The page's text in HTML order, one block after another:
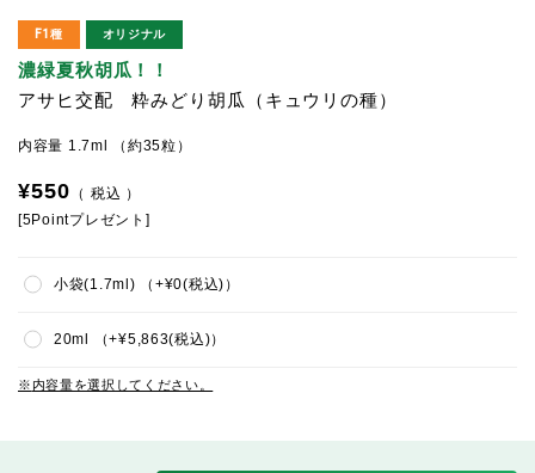
F1種 オリジナル
濃緑夏秋胡瓜！！
アサヒ交配 粋みどり胡瓜（キュウリの種）
内容量 1.7ml （約35粒）
¥550
税込
[5Pointプレゼント]
内容量を選択してください。
小袋(1.7ml) +¥0 税込
20ml +¥5,863 税込